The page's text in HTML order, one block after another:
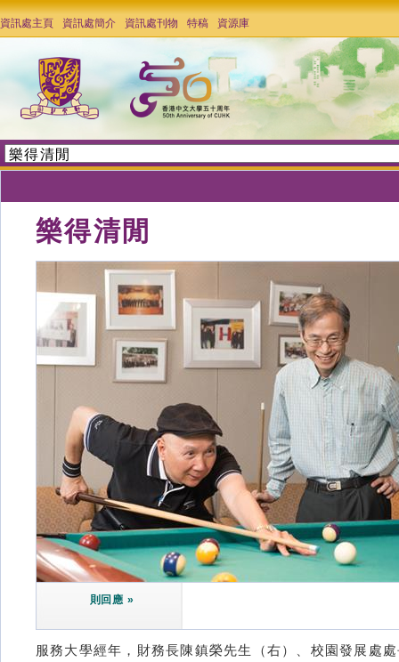
資訊處主頁 資訊處簡介 資訊處刊物 特稿 資源庫
樂得清閒
則回應 »
服務大學經年，財務長陳鎮榮先生（右）、校園發展處